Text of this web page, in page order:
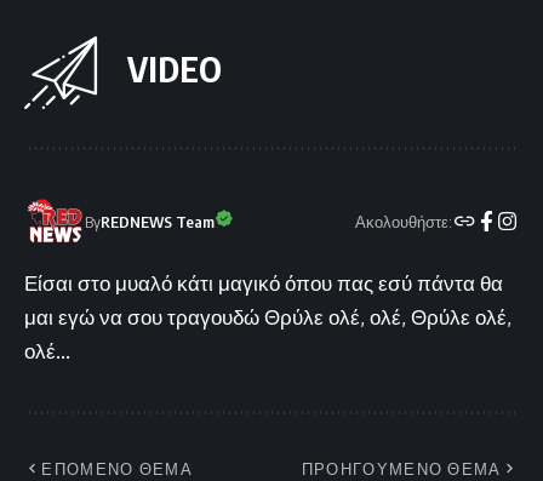
VIDEO
ByREDNEWS Team Ακολουθήστε:
Είσαι στο μυαλό κάτι μαγικό όπου πας εσύ πάντα θα
μαι εγώ να σου τραγουδώ Θρύλε ολέ, ολέ, Θρύλε ολέ,
ολέ...
ΕΠΟΜΕΝΟ ΘΕΜΑ ΠΡΟΗΓΟΥΜΕΝΟ ΘΕΜΑ